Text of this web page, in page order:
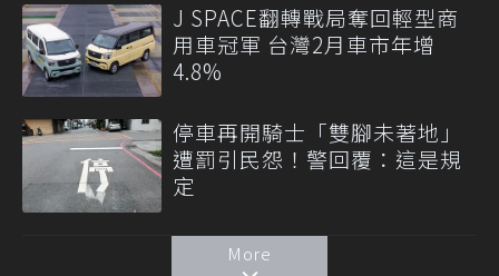
J SPACE翻轉戰局奪回輕型商
用車冠軍 台灣2月車市年增
4.8%
停車再開騎士「雙腳未著地」
遭罰引民怨！警回覆：這是規
定
More